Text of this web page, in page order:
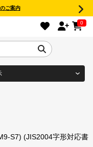
ご案内
0
S7) (JIS2004字形対応書